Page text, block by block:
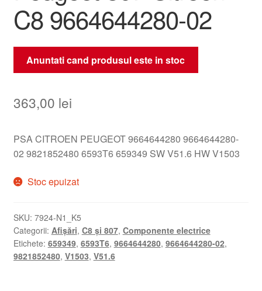
C8 9664644280-02
Anuntati cand produsul este in stoc
363,00 lei
PSA CITROEN PEUGEOT 9664644280 9664644280-
02 9821852480 6593T6 659349 SW V51.6 HW V1503
Stoc epuizat
SKU: 7924-N1_K5
Categorii: Afișări, C8 și 807, Componente electrice
Etichete: 659349, 6593T6, 9664644280, 9664644280-02,
9821852480, V1503, V51.6